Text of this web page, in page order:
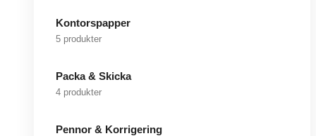
Kontorspapper
5 produkter
Packa & Skicka
4 produkter
Pennor & Korrigering